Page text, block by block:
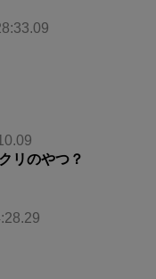
リのやつ？